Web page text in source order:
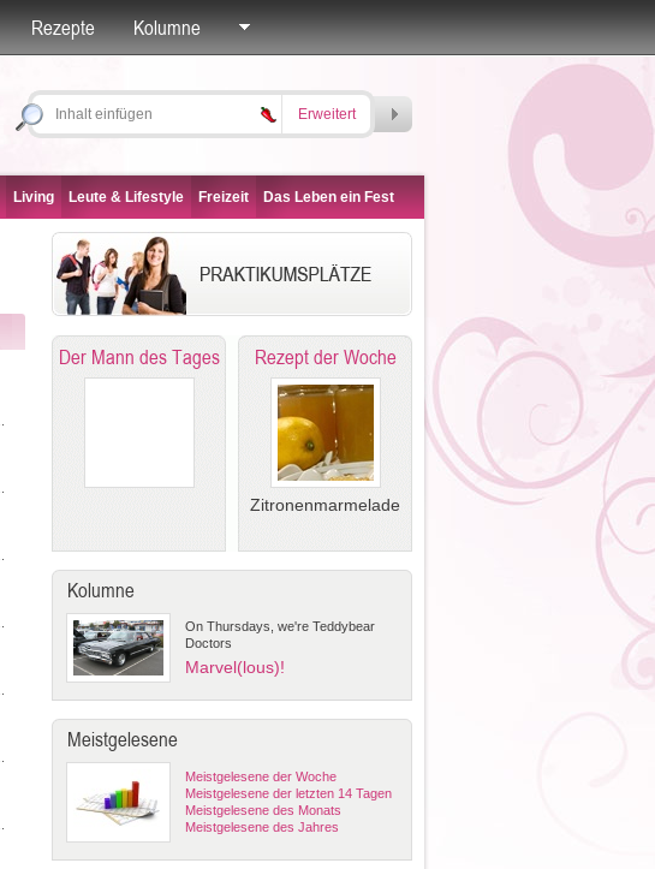
Rezepte Kolumne
Erweitert
Living Leute & Lifestyle Freizeit Das Leben ein Fest
Der Mann des Tages Rezept der Woche
Zitronenmarmelade
Kolumne
On Thursdays, we're Teddybear
Doctors
Marvel(lous)!
Meistgelesene
Meistgelesene der Woche
Meistgelesene der letzten 14 Tagen
Meistgelesene des Monats
Meistgelesene des Jahres